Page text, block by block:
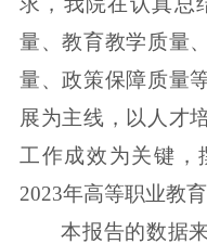
量、教育教学质量
量、政策保障质量
展为主线，以人才
工作成效为关键，
2023年高等职业教
本报告的数据